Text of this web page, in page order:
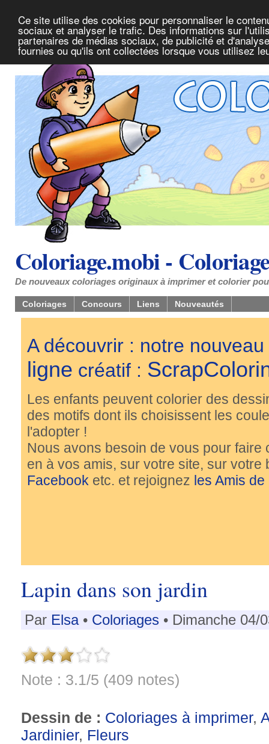
Ce site utilise des cookies pour personnaliser le
sociaux et analyser le trafic. Des informations sur
partenaires de médias sociaux, de publicité et
fournies ou qu'ils ont collectées lorsque vous utilisez
Coloriage.mobi -
De nouveaux coloriages originaux à imprimer et colorier
Coloriages Concours Liens Nouveautés
A découvrir : notre
ligne créatif :
Les enfants peuvent colorier des
des motifs dont ils choisissent les
l'adopter !
Nous avons besoin de vous pour
en à vos amis, sur votre site, sur
Facebook etc. et rejoignez les Amis
Lapin dans son jardin
Par Elsa• Coloriages • Dimanche 04/
Note : 3.1/5 (409 notes)
Dessin de : Coloriages à imprimer,
Jardinier, Fleurs